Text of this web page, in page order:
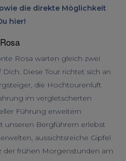
die direkte Möglichkeit
hier!
Rosa warten gleich zwei
Diese Tour richtet sich an
die Hochtourenluft
im vergletscherten
Führung erweitern
unseren Bergführern erlebst
aussichtsreiche Gipfel
der frühen Morgenstunden am